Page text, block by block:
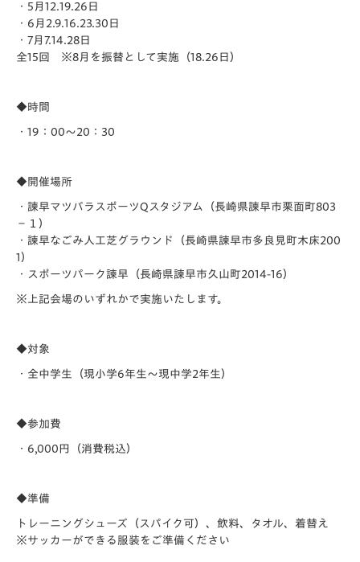
・5月12.19.26日
・6月2.9.16.23.30日
・7月7.14.28日
全15回 ※8月を振替として実施（18.26日）
◆時間
・19：00～20：30
◆開催場所
・諫早マツバラスポーツQスタジアム（長崎県諫早市栗面町803
−１）
・諫早なごみ人工芝グラウンド（長崎県諫早市多良見町木床200
1）
・スポーツパーク諫早（長崎県諫早市久山町2014-16）
※上記会場のいずれかで実施いたします。
◆対象
・全中学生（現小学6年生～現中学2年生）
◆参加費
・6,000円（消費税込）
◆準備
トレーニングシューズ（スパイク可）、飲料、タオル、着替え
※サッカーができる服装をご準備ください